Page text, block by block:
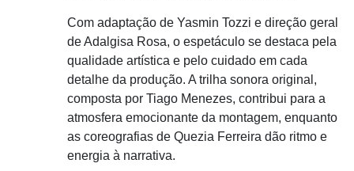
Com adaptação de Yasmin Tozzi e direção geral
de Adalgisa Rosa, o espetáculo se destaca pela
qualidade artística e pelo cuidado em cada
detalhe da produção. A trilha sonora original,
composta por Tiago Menezes, contribui para a
atmosfera emocionante da montagem, enquanto
as coreografias de Quezia Ferreira dão ritmo e
energia à narrativa.